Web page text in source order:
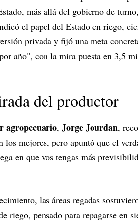
más allá del gobierno de
el papel del Estado en riego,
privada y fijó una meta
año", con la mira puesta en 3,5
del productor
agropecuario, Jorge Jourdan,
los mejores, pero apuntó que el
en que vos tengas más
las áreas regadas
pensado para repagarse en